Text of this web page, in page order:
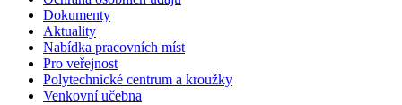
Dokumenty
Aktuality
Nabídka pracovních míst
Pro veřejnost
Polytechnické centrum a kroužky
Venkovní učebna